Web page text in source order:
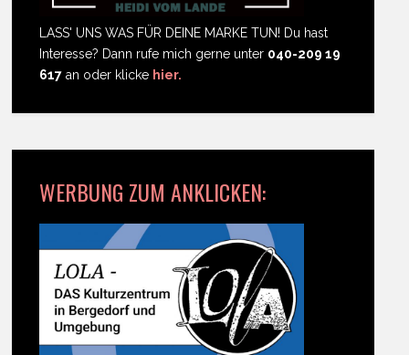
LASS' UNS WAS FÜR DEINE MARKE TUN! Du hast
Interesse? Dann rufe mich gerne unter 040-209 19
617 an oder klicke hier.
WERBUNG ZUM ANKLICKEN: